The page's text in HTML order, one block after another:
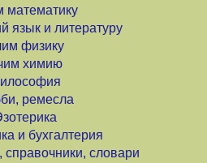
математику
язык и литературу
физику
химию
ремесла
и бухгалтерия
словари